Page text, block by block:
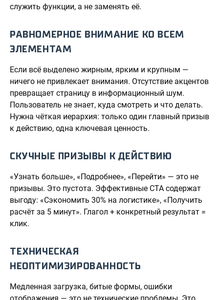
служить функции, а не заменять её.
РАВНОМЕРНОЕ ВНИМАНИЕ КО ВСЕМ
ЭЛЕМЕНТАМ
Если всё выделено жирным, ярким и крупным —
ничего не привлекает внимания. Отсутствие акцентов
превращает страницу в информационный шум.
Пользователь не знает, куда смотреть и что делать.
Нужна чёткая иерархия: только один главный призыв
к действию, одна ключевая ценность.
СКУЧНЫЕ ПРИЗЫВЫ К ДЕЙСТВИЮ
«Узнать больше», «Подробнее», «Перейти» — это не
призывы. Это пустота. Эффективные CTA содержат
выгоду: «Сэкономить 30% на логистике», «Получить
расчёт за 5 минут». Глагол + конкретный результат =
клик.
ТЕХНИЧЕСКАЯ
НЕОПТИМИЗИРОВАННОСТЬ
Медленная загрузка, битые формы, ошибки